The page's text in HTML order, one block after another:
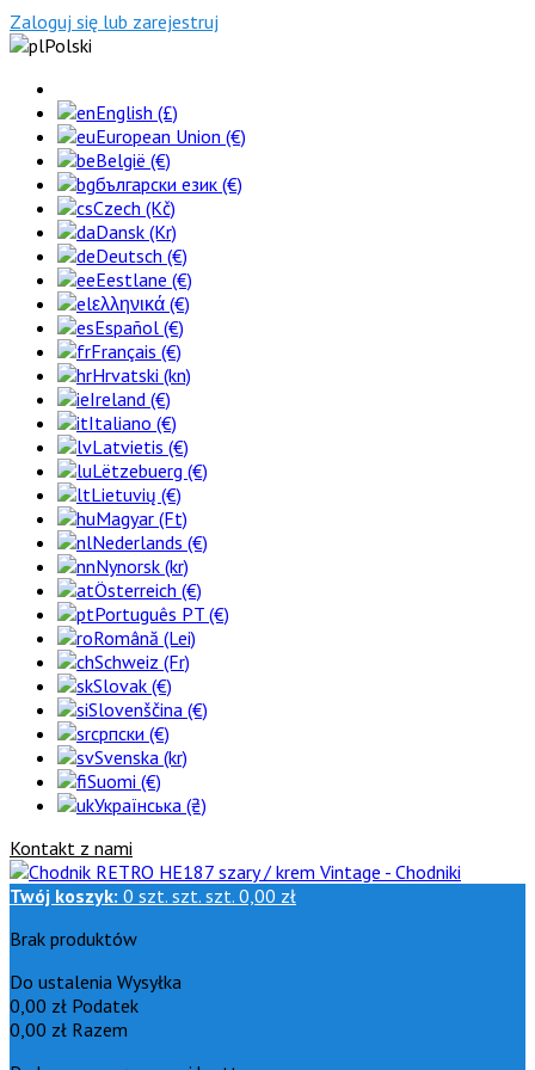
Zaloguj się lub zarejestruj
Polski
English (£)
European Union (€)
België (€)
български език (€)
Czech (Kč)
Dansk (Kr)
Deutsch (€)
Eestlane (€)
ελληνικά (€)
Español (€)
Français (€)
Hrvatski (kn)
Ireland (€)
Italiano (€)
Latvietis (€)
Lëtzebuerg (€)
Lietuvių (€)
Magyar (Ft)
Nederlands (€)
Nynorsk (kr)
Österreich (€)
Português PT (€)
Română (Lei)
Schweiz (Fr)
Slovak (€)
Slovenščina (€)
српски (€)
Svenska (kr)
Suomi (€)
Українська (₴)
Kontakt z nami
Twój koszyk: 0 szt. szt. szt. 0,00 zł
Brak produktów
Do ustalenia Wysyłka
0,00 zł Podatek
0,00 zł Razem